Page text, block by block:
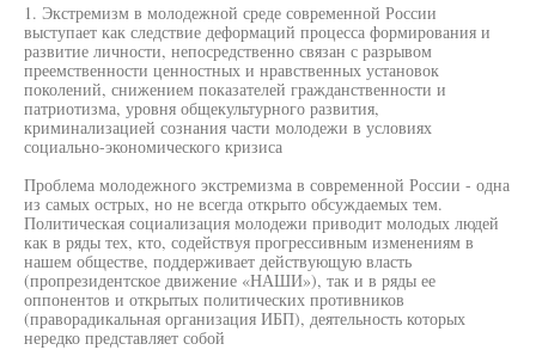
1. Экстремизм в молодежной среде современной России
выступает как следствие деформаций процесса формирования и
развитие личности, непосредственно связан с разрывом
преемственности ценностных и нравственных установок
поколений, снижением показателей гражданственности и
патриотизма, уровня общекультурного развития,
криминализацией сознания части молодежи в условиях
социально-экономического кризиса
Проблема молодежного экстремизма в современной России - одна
из самых острых, но не всегда открыто обсуждаемых тем.
Политическая социализация молодежи приводит молодых людей
как в ряды тех, кто, содействуя прогрессивным изменениям в
нашем обществе, поддерживает действующую власть
(пропрезидентское движение «НАШИ»), так и в ряды ее
оппонентов и открытых политических противников
(праворадикальная организация ИБП), деятельность которых
нередко представляет собой